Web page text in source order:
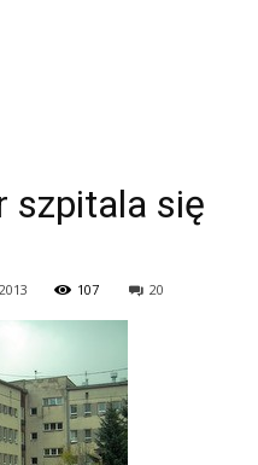
szpitala się
107 20